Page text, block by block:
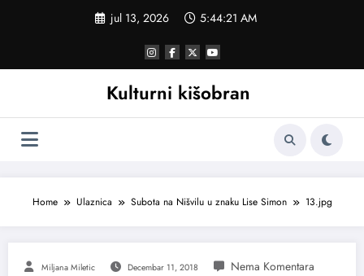
jul 13, 2026 5:44:21 AM
Kulturni kišobran
Home Ulaznica Subota na Nišvilu u znaku Lise Simon 13.jpg
Miljana Miletic Decembar 11, 2018